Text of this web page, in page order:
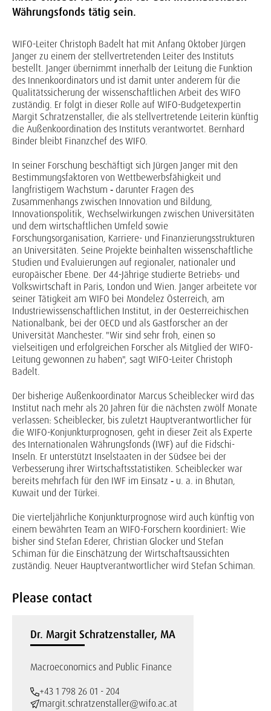
Währungsfonds tätig sein.
WIFO-Leiter Christoph Badelt hat mit Anfang Oktober Jürgen
Janger zu einem der stellvertretenden Leiter des Instituts
bestellt. Janger übernimmt innerhalb der Leitung die Funktion
des Innenkoordinators und ist damit unter anderem für die
Qualitätssicherung der wissenschaftlichen Arbeit des WIFO
zuständig. Er folgt in dieser Rolle auf WIFO-Budgetexpertin
Margit Schratzenstaller, die als stellvertretende Leiterin künftig
die Außenkoordination des Instituts verantwortet. Bernhard
Binder bleibt Finanzchef des WIFO.
In seiner Forschung beschäftigt sich Jürgen Janger mit den
Bestimmungsfaktoren von Wettbewerbsfähigkeit und
langfristigem Wachstum ‑ darunter Fragen des
Zusammenhangs zwischen Innovation und Bildung,
Innovationspolitik, Wechselwirkungen zwischen Universitäten
und dem wirtschaftlichen Umfeld sowie
Forschungsorganisation, Karriere- und Finanzierungsstrukturen
an Universitäten. Seine Projekte beinhalten wissenschaftliche
Studien und Evaluierungen auf regionaler, nationaler und
europäischer Ebene. Der 44-Jährige studierte Betriebs- und
Volkswirtschaft in Paris, London und Wien. Janger arbeitete vor
seiner Tätigkeit am WIFO bei Mondelez Österreich, am
Industriewissenschaftlichen Institut, in der Oesterreichischen
Nationalbank, bei der OECD und als Gastforscher an der
Universität Manchester. "Wir sind sehr froh, einen so
vielseitigen und erfolgreichen Forscher als Mitglied der WIFO-
Leitung gewonnen zu haben", sagt WIFO-Leiter Christoph
Badelt.
Der bisherige Außenkoordinator Marcus Scheiblecker wird das
Institut nach mehr als 20 Jahren für die nächsten zwölf Monate
verlassen: Scheiblecker, bis zuletzt Hauptverantwortlicher für
die WIFO-Konjunkturprognosen, geht in dieser Zeit als Experte
des Internationalen Währungsfonds (IWF) auf die Fidschi-
Inseln. Er unterstützt Inselstaaten in der Südsee bei der
Verbesserung ihrer Wirtschaftsstatistiken. Scheiblecker war
bereits mehrfach für den IWF im Einsatz ‑ u. a. in Bhutan,
Kuwait und der Türkei.
Die vierteljährliche Konjunkturprognose wird auch künftig von
einem bewährten Team an WIFO-Forschern koordiniert: Wie
bisher sind Stefan Ederer, Christian Glocker und Stefan
Schiman für die Einschätzung der Wirtschaftsaussichten
zuständig. Neuer Hauptverantwortlicher wird Stefan Schiman.
Please contact
Dr. Margit Schratzenstaller, MA
Macroeconomics and Public Finance
+43 1 798 26 01 - 204
margit.schratzenstaller@wifo.ac.at